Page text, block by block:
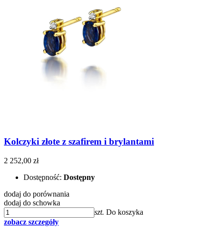
Kolczyki złote z szafirem i brylantami
2 252,00 zł
Dostępność: Dostępny
dodaj do porównania
dodaj do schowka
szt. Do koszyka
zobacz szczegóły